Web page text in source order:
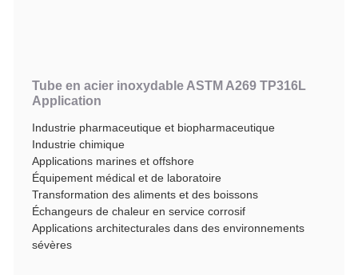
Tube en acier inoxydable ASTM A269 TP316L
Application
Industrie pharmaceutique et biopharmaceutique
Industrie chimique
Applications marines et offshore
Équipement médical et de laboratoire
Transformation des aliments et des boissons
Échangeurs de chaleur en service corrosif
Applications architecturales dans des environnements
sévères